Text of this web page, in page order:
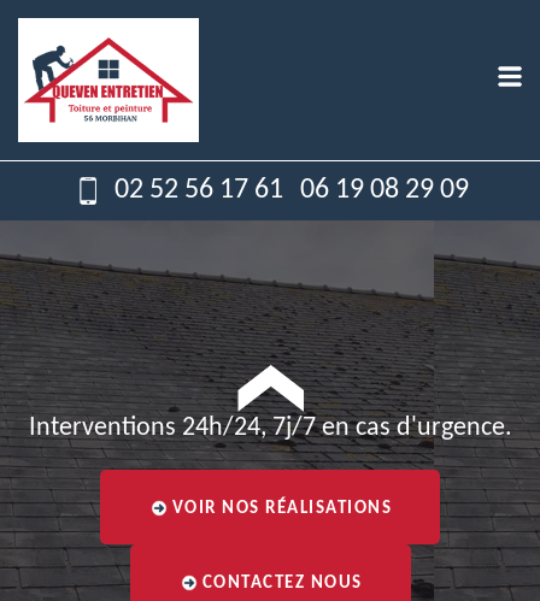
02 52 56 17 61 06 19 08 29 09
Interventions 24h/24, 7j/7 en cas d'urgence.
VOIR NOS RÉALISATIONS
CONTACTEZ NOUS